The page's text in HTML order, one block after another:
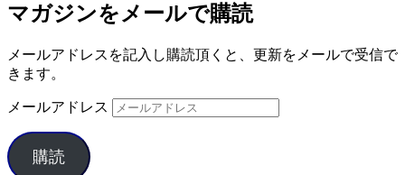
マガジンをメールで購読
メールアドレスを記入し購読頂くと、更新をメールで受信で
きます。
メールアドレス
購読